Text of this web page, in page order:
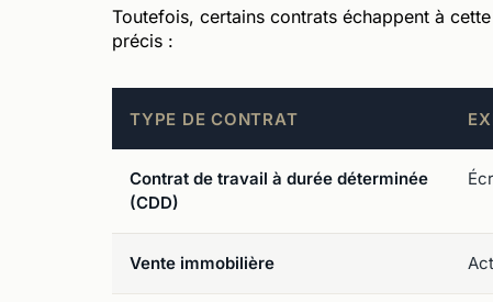
Toutefois, certains contrats échappent à
précis :
TYPE DE CONTRAT
Contrat de travail à durée déterminée
(CDD)
Vente immobilière